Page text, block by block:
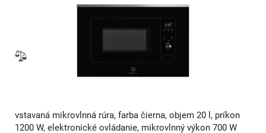
vstavaná mikrovlnná rúra, farba čierna, objem 20 l, príkon
1200 W, elektronické ovládanie, mikrovlnný výkon 700 W